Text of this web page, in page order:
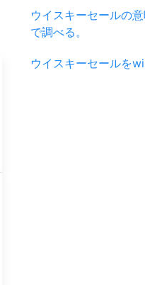
ウイスキーセールの
で調べる。
ウイスキーセールを